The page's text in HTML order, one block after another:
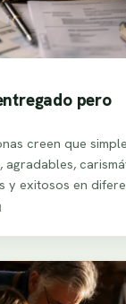
pero
creen que
agradables,
y exitosos en